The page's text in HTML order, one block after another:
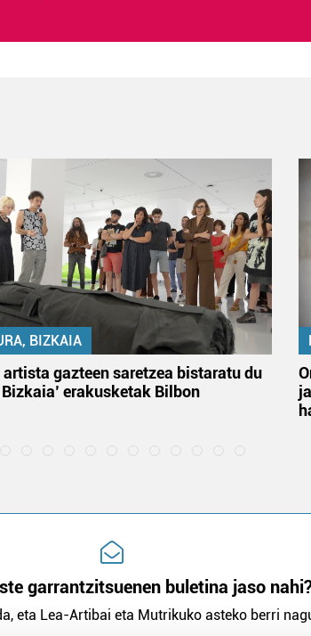
BIZKAIA
artista gazteen saretzea bistaratu du
Bizkaia’ erakusketak Bilbon
garrantzitsuenen buletina jaso
eta Lea-Artibai eta Mutrikuko asteko berri